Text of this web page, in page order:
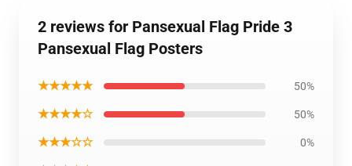
2 reviews for Pansexual Flag Pride 3
Pansexual Flag Posters
★★★★★ 50%
★★★★☆ 50%
★★★☆☆ 0%